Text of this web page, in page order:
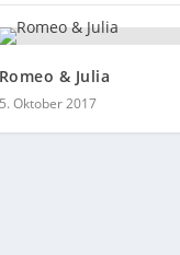
Romeo & Julia
5. Oktober 2017